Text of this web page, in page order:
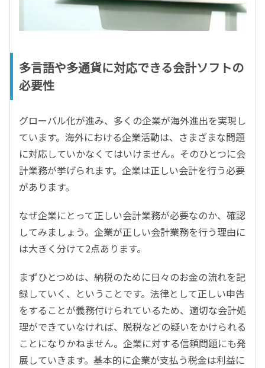
多言語や多通貨に対応できる会計ソフトの
必要性
グローバル化が進み、多くの企業が海外進出を実現し
ています。海外における企業活動は、さまざまな問題
に対応していかなくてはいけません。そのひとつに会
計業務が挙げられます。企業は正しい会計を行う必要
があります。
なぜ企業にとって正しい会計業務が必要なのか、確認
してみましょう。企業が正しい会計業務を行う理由に
は大きく分けて2点あります。
まずひとつめは、納税のために日々のお金の流れを記
録していく、ということです。法律として正しい申告
をすることが義務付けられているため、適切な会計処
理ができていなければ、脱税などの疑いをかけられる
ことになりかねません。企業に対する信頼問題にも発
展していきます。基本的に企業が支払う税金は利益に